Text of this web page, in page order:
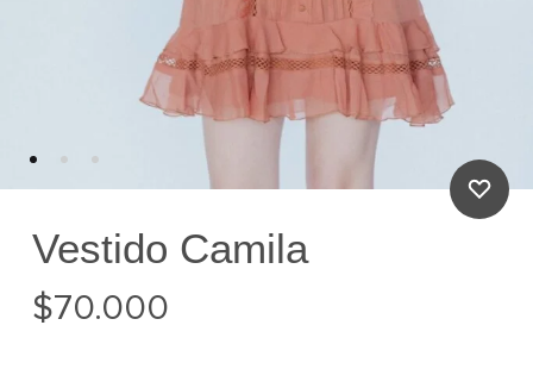
Vestido Camila
$70.000